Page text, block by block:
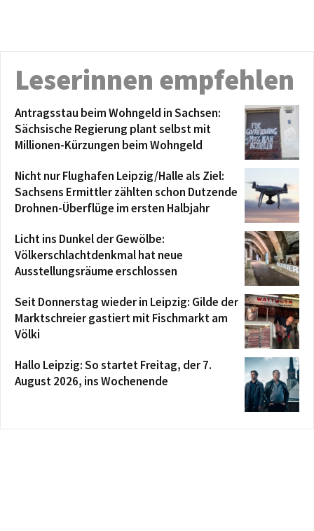
Leserinnen empfehlen
Antragsstau beim Wohngeld in Sachsen:
Sächsische Regierung plant selbst mit
Millionen-Kürzungen beim Wohngeld
Nicht nur Flughafen Leipzig/Halle als Ziel:
Sachsens Ermittler zählten schon Dutzende
Drohnen-Überflüge im ersten Halbjahr
Licht ins Dunkel der Gewölbe:
Völkerschlachtdenkmal hat neue
Ausstellungsräume erschlossen
Seit Donnerstag wieder in Leipzig: Gilde der
Marktschreier gastiert mit Fischmarkt am
Völki
Hallo Leipzig: So startet Freitag, der 7.
August 2026, ins Wochenende